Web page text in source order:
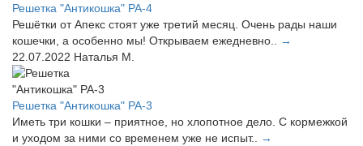
Решетка "Антикошка" РА-4
Решётки от Апекс стоят уже третий месяц. Очень рады наши
кошечки, а особенно мы! Открываем ежедневно..
→
22.07.2022 Наталья М.
Решетка "Антикошка" РА-3
Иметь три кошки – приятное, но хлопотное дело. С кормежкой
и уходом за ними со временем уже не испыт..
→